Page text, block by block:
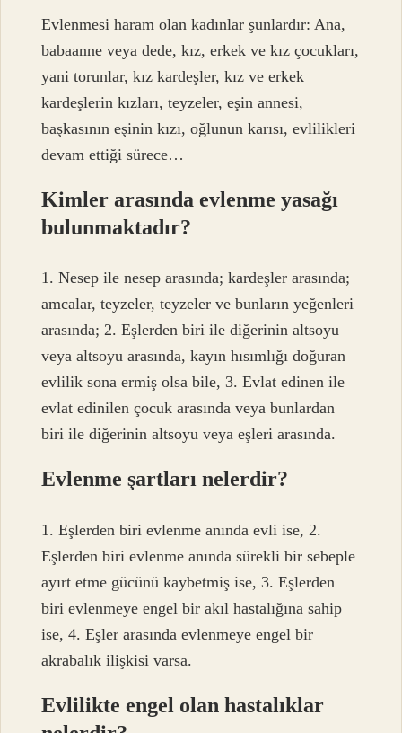
Evlenmesi haram olan kadınlar şunlardır: Ana,
babaanne veya dede, kız, erkek ve kız çocukları,
yani torunlar, kız kardeşler, kız ve erkek
kardeşlerin kızları, teyzeler, eşin annesi,
başkasının eşinin kızı, oğlunun karısı, evlilikleri
devam ettiği sürece…
Kimler arasında evlenme yasağı
bulunmaktadır?
1. Nesep ile nesep arasında; kardeşler arasında;
amcalar, teyzeler, teyzeler ve bunların yeğenleri
arasında; 2. Eşlerden biri ile diğerinin altsoyu
veya altsoyu arasında, kayın hısımlığı doğuran
evlilik sona ermiş olsa bile, 3. Evlat edinen ile
evlat edinilen çocuk arasında veya bunlardan
biri ile diğerinin altsoyu veya eşleri arasında.
Evlenme şartları nelerdir?
1. Eşlerden biri evlenme anında evli ise, 2.
Eşlerden biri evlenme anında sürekli bir sebeple
ayırt etme gücünü kaybetmiş ise, 3. Eşlerden
biri evlenmeye engel bir akıl hastalığına sahip
ise, 4. Eşler arasında evlenmeye engel bir
akrabalık ilişkisi varsa.
Evlilikte engel olan hastalıklar